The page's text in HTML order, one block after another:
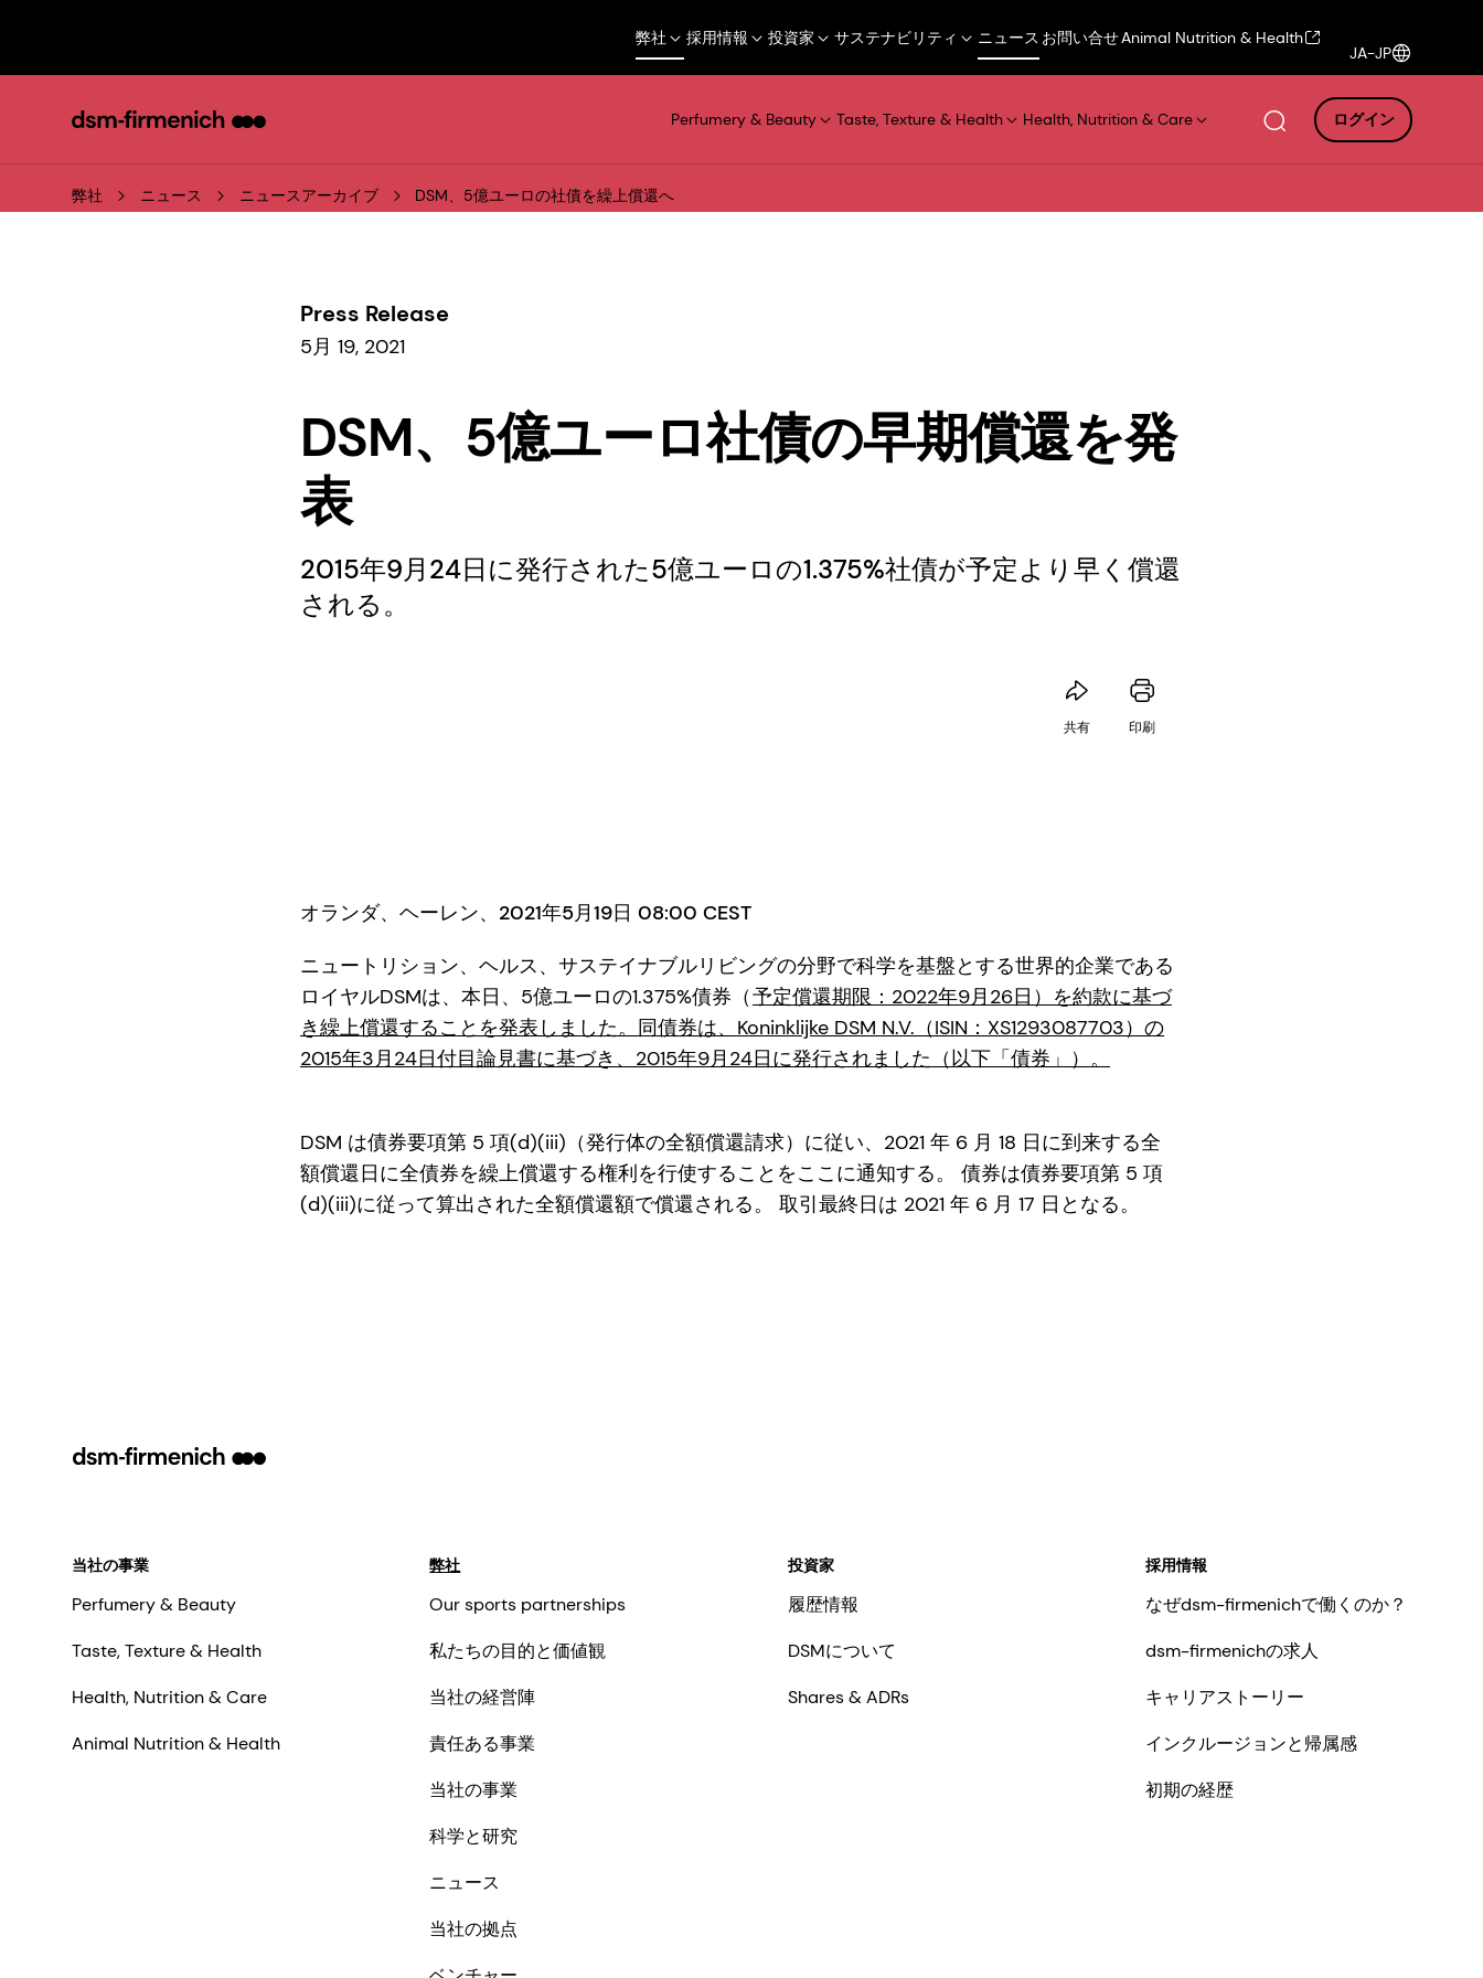
弊社 採用情報 投資家 サステナビリティ ニュース お問い合せAnimal Nutrition & Health
JA-JP
Perfumery & Beauty Taste, Texture & Health Health, Nutrition & Care ログイン
弊社 ニュース ニュースアーカイブ DSM、5億ユーロの社債を繰上償還へ
Press Release
5月 19, 2021
DSM、5億ユーロ社債の早期償還を発
表
2015年9月24日に発行された5億ユーロの1.375%社債が予定より早く償還
される。
共有 印刷
オランダ、ヘーレン、2021年5月19日 08:00 CEST
ニュートリション、ヘルス、サステイナブルリビングの分野で科学を基盤とする世界的企業である
ロイヤルDSMは、本日、5億ユーロの1.375%債券（予定償還期限：2022年9月26日）を約款に基づ
き繰上償還することを発表しました。同債券は、Koninklijke DSM N.V.（ISIN：XS1293087703）の
2015年3月24日付目論見書に基づき、2015年9月24日に発行されました（以下「債券」）。
DSM は債券要項第 5 項(d)(iii)（発行体の全額償還請求）に従い、2021 年 6 月 18 日に到来する全
額償還日に全債券を繰上償還する権利を行使することをここに通知する。 債券は債券要項第 5 項
(d)(iii)に従って算出された全額償還額で償還される。 取引最終日は 2021 年 6 月 17 日となる。
当社の事業
Perfumery & Beauty
Taste, Texture & Health
Health, Nutrition & Care
Animal Nutrition & Health
弊社
Our sports partnerships
私たちの目的と価値観
当社の経営陣
責任ある事業
当社の事業
科学と研究
ニュース
当社の拠点
投資家
履歴情報
DSMについて
Shares & ADRs
採用情報
なぜdsm-firmenichで働くのか？
dsm-firmenichの求人
キャリアストーリー
インクルージョンと帰属感
初期の経歴